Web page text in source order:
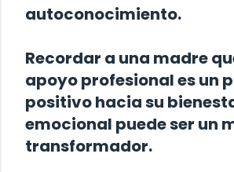
autoconocimiento.
Recordar a una madre
apoyo profesional es un
positivo hacia su
emocional puede ser un
transformador.